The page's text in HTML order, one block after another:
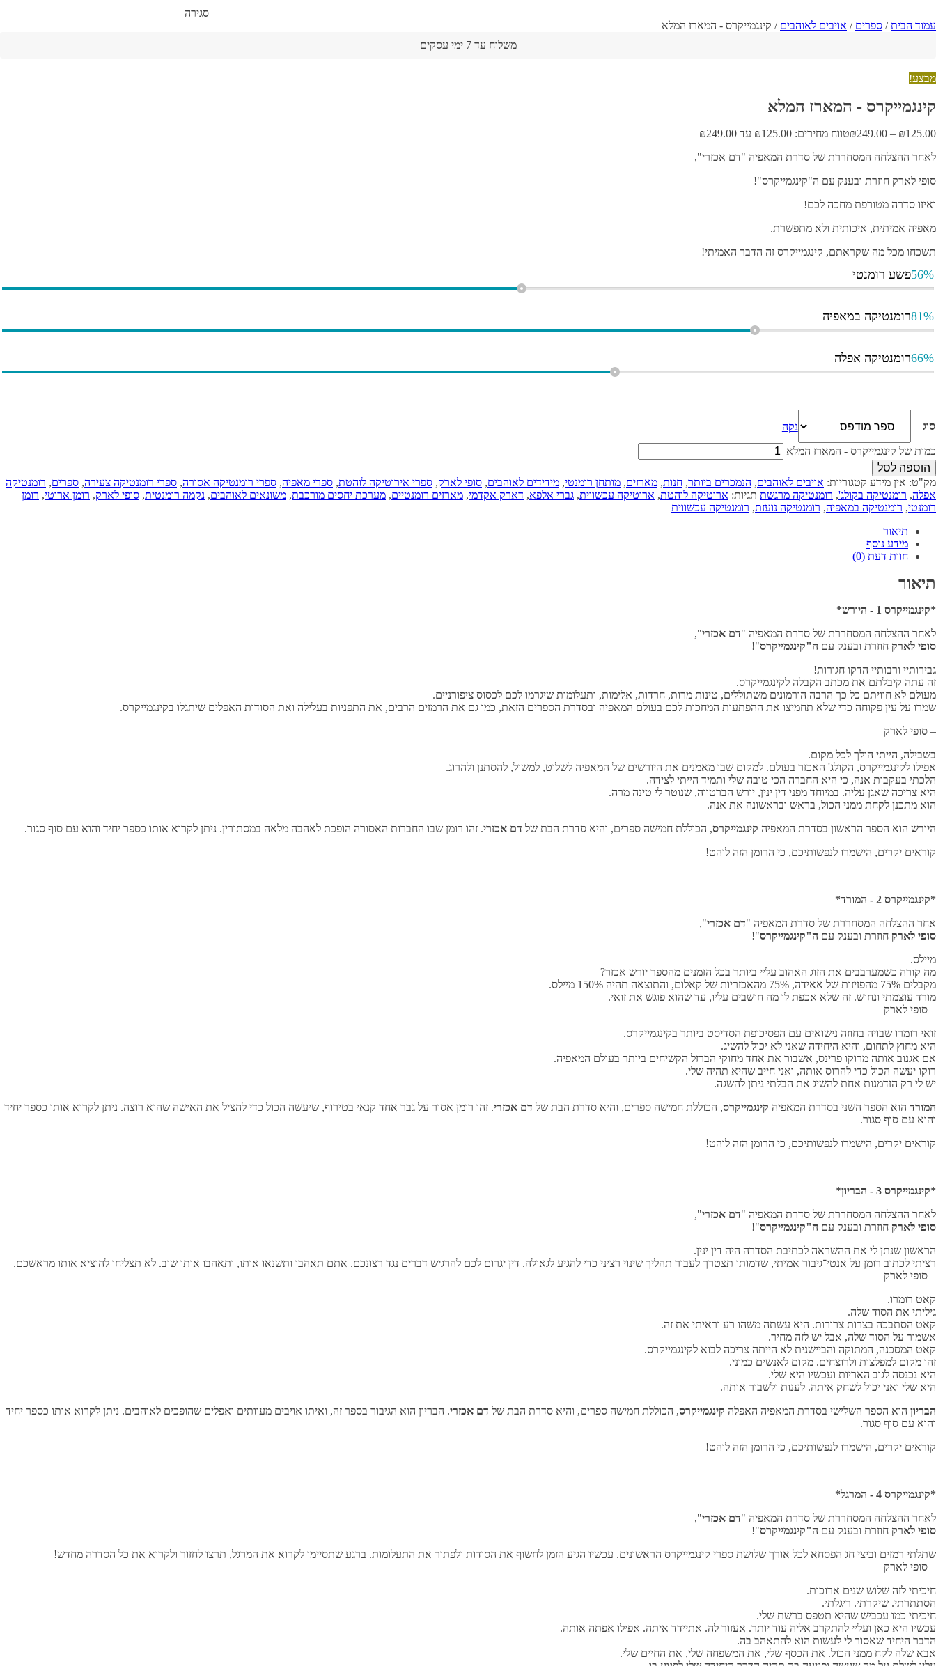
סגירה
עמוד הבית/ ספרים / אויבים לאוהבים / קינגמייקרס - המארז המלא
משלוח עד 7 ימי עסקים
מבצע!
קינגמייקרס - המארז המלא
₪125.00
–
₪249.00
טווח מחירים: ⁦₪125.00⁩ עד ⁦₪249.00⁩
לאחר ההצלחה המסחררת של סדרת המאפיה "דם אכזרי",
סופי לארק חוזרת ובענק עם ה"קינגמייקרס"!
ואיזו סדרה מטורפת מחכה לכם!
מאפיה אמיתית, איכותית ולא מתפשרת.
תשכחו מכל מה שקראתם, קינגמייקרס זה הדבר האמיתי!
פשע רומנטי56%
רומנטיקה במאפיה81%
רומנטיקה אפלה66%
סוג נקה
כמות של קינגמייקרס - המארז המלא
הוספה לסל
מק"ט: אין מידע קטגוריות: אויבים לאוהבים, הנמכרים ביותר, חנות, מארזים, מותחן רומנטי, מידידים לאוהבים, סופי לארק, ספרי אירוטיקה לוהטת, ספרי מאפיה, ספרי רומנטיקה אסורה, ספרי רומנטיקה צעירה, ספרים, רומנטיקה
אפלה, רומנטיקה בקולג', רומנטיקה מרגשת תגיות: ארוטיקה לוהטת, ארוטיקה עכשווית, גברי אלפא, דארק אקדמי, מארזים רומנטיים, מערכת יחסים מורכבת, משונאים לאוהבים, נקמה רומנטית, סופי לארק, רומן ארוטי, רומן
רומנטי, רומנטיקה במאפיה, רומנטיקה נועזת, רומנטיקה עכשווית
תיאור
מידע נוסף
חוות דעת (0)
תיאור
*קינגמייקרס 1 - היורש*
לאחר ההצלחה המסחררת של סדרת המאפיה "דם אכזרי",
סופי לארק חוזרת ובענק עם ה"קינגמייקרס"!
גבירותיי ורבותיי הדקו חגורות!
זה עתה קיבלתם את מכתב הקבלה לקינגמייקרס.
מעולם לא חוויתם כל כך הרבה הורמונים משתוללים, טינות מרות, חרדות, אלימות, ותעלומות שיגרמו לכם לכסוס ציפורניים.
שמרו על עין פקוחה כדי שלא תחמיצו את ההפתעות המחכות לכם בעולם המאפיה ובסדרת הספרים הזאת, כמו גם את הרמזים הרבים, את התפניות בעלילה ואת הסודות האפלים שיתגלו בקינגמייקרס.
– סופי לארק
בשבילה, הייתי הולך לכל מקום.
אפילו לקינגמייקרס, הקולג' האכזר בעולם. למקום שבו מאמנים את היורשים של המאפיה לשלוט, למשול, להסתנן ולהרוג.
הלכתי בעקבות אנה, כי היא החברה הכי טובה שלי ותמיד הייתי לצידה.
היא צריכה שאגן עליה. במיוחד מפני דין ינין, יורש הברטווה, שנוטר לי טינה מרה.
הוא מתכנן לקחת ממני הכול, בראש ובראשונה את אנה.
היורש הוא הספר הראשון בסדרת המאפיה קינגמייקרס, הכוללת חמישה ספרים, והיא סדרת הבת של דם אכזרי. זהו רומן שבו החברות האסורה הופכת לאהבה מלאה במסתורין. ניתן לקרוא אותו כספר יחיד והוא עם סוף סגור.
קוראים יקרים, הישמרו לנפשותיכם, כי הרומן הזה לוהט!
*קינגמייקרס 2 - המורד*
אחר ההצלחה המסחררת של סדרת המאפיה "דם אכזרי",
סופי לארק חוזרת ובענק עם ה"קינגמייקרס"!
מיילס.
מה קורה כשמערבבים את הזוג האהוב עליי ביותר בכל הזמנים מהספר יורש אכזר?
מקבלים 75% מהפזיזות של אאידה, 75% מהאכזריות של קאלום, והתוצאה תהיה 150% מיילס.
מורד עוצמתי ונחוש. זה שלא אכפת לו מה חושבים עליו, עד שהוא פוגש את זואי.
– סופי לארק
זואי רומרו שבויה בחוזה נישואים עם הפסיכופת הסדיסט ביותר בקינגמייקרס.
היא מחוץ לתחום, והיא היחידה שאני לא יכול להשיג.
אם אגנוב אותה מרוקו פרינס, אשבור את אחד מחוקי הברזל הקשיחים ביותר בעולם המאפיה.
רוקו יעשה הכול כדי להרוס אותה, ואני חייב שהיא תהיה שלי.
יש לי רק הזדמנות אחת להשיג את הבלתי ניתן להשגה.
המורד הוא הספר השני בסדרת המאפיה קינגמייקרס, הכוללת חמישה ספרים, והיא סדרת הבת של דם אכזרי. זהו רומן אסור על גבר אחד קנאי בטירוף, שיעשה הכול כדי להציל את האישה שהוא רוצה. ניתן לקרוא אותו כספר יחיד
והוא עם סוף סגור.
קוראים יקרים, הישמרו לנפשותיכם, כי הרומן הזה לוהט!
*קינגמייקרס 3 - הבריון*
לאחר ההצלחה המסחררת של סדרת המאפיה "דם אכזרי",
סופי לארק חוזרת ובענק עם ה"קינגמייקרס"!
הראשון שנתן לי את ההשראה לכתיבת הסדרה היה דין ינין.
רציתי לכתוב רומן על אנטי־גיבור אמיתי, שדמותו תצטרך לעבור תהליך שינוי רציני כדי להגיע לגאולה. דין יגרום לכם להרגיש דברים נגד רצונכם. אתם תאהבו ותשנאו אותו, ותאהבו אותו שוב. לא תצליחו להוציא אותו מראשכם.
– סופי לארק
קאט רומרו.
גיליתי את הסוד שלה.
קאט הסתבכה בצרות צרורות. היא עשתה משהו רע וראיתי את זה.
אשמור על הסוד שלה, אבל יש לזה מחיר.
קאט המסכנה, המתוקה והביישנית לא הייתה צריכה לבוא לקינגמייקרס.
זהו מקום למפלצות ולרוצחים. מקום לאנשים כמוני.
היא נכנסה לגוב האריות ועכשיו היא שלי.
היא שלי ואני יכול לשחק איתה. לענות ולשבור אותה.
הבריון הוא הספר השלישי בסדרת המאפיה האפלה קינגמייקרס, הכוללת חמישה ספרים, והיא סדרת הבת של דם אכזרי. הבריון הוא הגיבור בספר זה, ואיתו אויבים מעוותים ואפלים שהופכים לאוהבים. ניתן לקרוא אותו כספר יחיד
והוא עם סוף סגור.
קוראים יקרים, הישמרו לנפשותיכם, כי הרומן הזה לוהט!
*קינגמייקרס 4 - המרגל*
לאחר ההצלחה המסחררת של סדרת המאפיה "דם אכזרי",
סופי לארק חוזרת ובענק עם ה"קינגמייקרס"!
שתלתי רמזים וביצי חג הפסחא לכל אורך שלושת ספרי קינגמייקרס הראשונים. עכשיו הגיע הזמן לחשוף את הסודות ולפתור את התעלומות. ברגע שתסיימו לקרוא את המרגל, תרצו לחזור ולקרוא את כל הסדרה מחדש!
– סופי לארק
חיכיתי לזה שלוש שנים ארוכות.
הסתתרתי. שיקרתי. ריגלתי.
חיכיתי כמו עכביש שהיא תטפס ברשת שלי.
עכשיו היא כאן ועליי להתקרב אליה עוד יותר. אעזור לה. אתיידד איתה. אפילו אפתה אותה.
הדבר היחיד שאסור לי לעשות הוא להתאהב בה.
אבא שלה לקח ממני הכול. את הכסף שלי, את המשפחה שלי, את החיים שלי.